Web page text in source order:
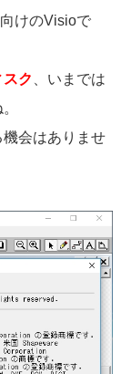
けのVisioで
ク
、いまでは
機会はありませ